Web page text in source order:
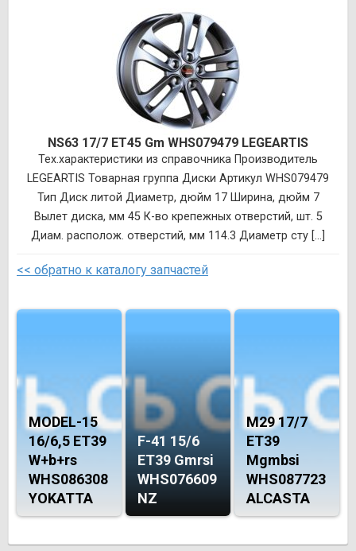
NS63 17/7 ET45 Gm WHS079479 LEGEARTIS
Тех.характеристики из справочника Производитель
LEGEARTIS Товарная группа Диски Артикул WHS079479
Тип Диск литой Диаметр, дюйм 17 Ширина, дюйм 7
Вылет диска, мм 45 К-во крепежных отверстий, шт. 5
Диам. располож. отверстий, мм 114.3 Диаметр сту [...]
<< обратно к каталогу запчастей
MODEL-15
16/6,5 ET39
W+b+rs
WHS086308
YOKATTA
F-41 15/6
ET39 Gmrsi
WHS076609
NZ
M29 17/7
ET39
Mgmbsi
WHS087723
ALCASTA